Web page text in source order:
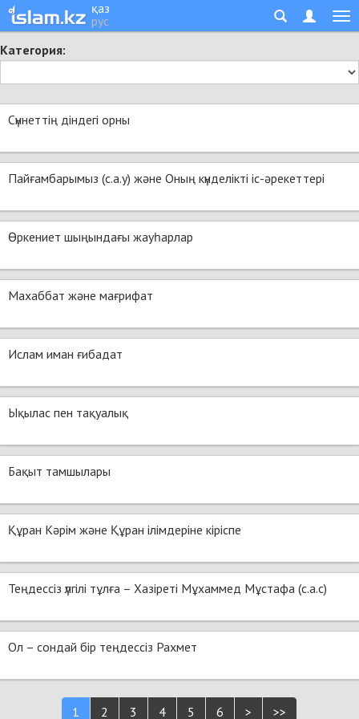
қаз
рус
Категория:
Сүннеттің діндегі орны
Пайғамбарымыз (с.а.у) және Оның күнделікті іс-әрекеттері
Өркениет шыңындағы жауһарлар
Махаббат және мағрифат
Ислам иман ғибадат
Ықылас пен тақуалық
Бақыт тамшылары
Құран Кәрім және Құран ілімдеріне кіріспе
Теңдессіз үлгілі тұлға – Хазіреті Мұхаммед Мұстафа (с.а.с)
Ол – сондай бір теңдессіз Рахмет
1 2 3 4 5 6 > >>